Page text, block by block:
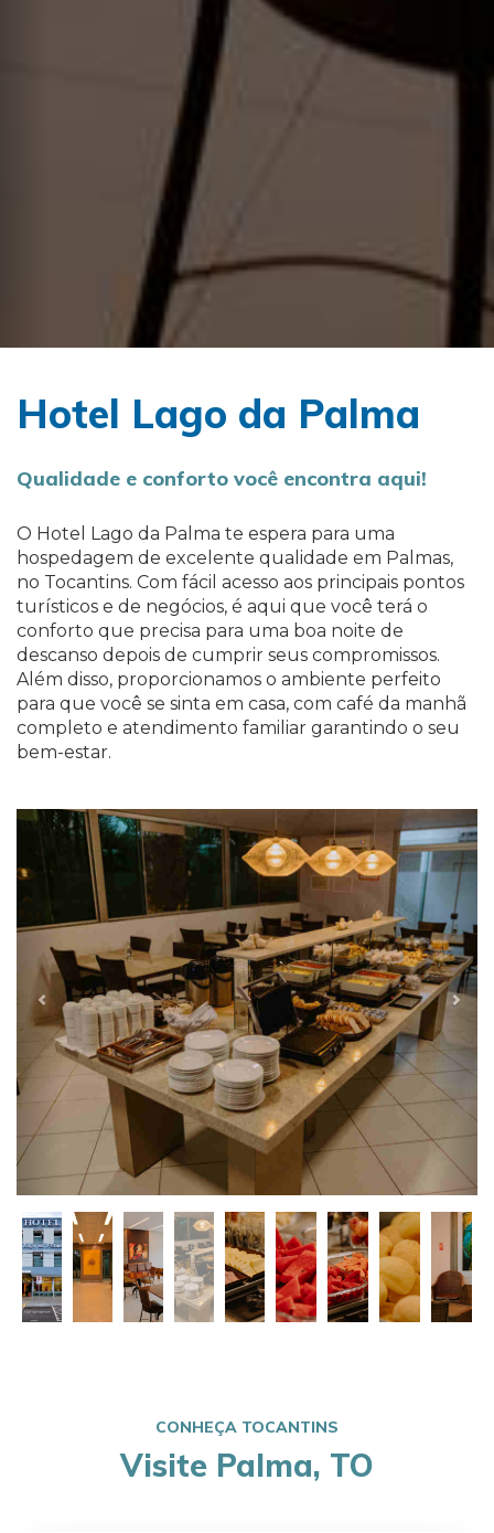
Hotel Lago da Palma
Qualidade e conforto você encontra aqui!
O Hotel Lago da Palma te espera para uma
hospedagem de excelente qualidade em Palmas,
no Tocantins. Com fácil acesso aos principais pontos
turísticos e de negócios, é aqui que você terá o
conforto que precisa para uma boa noite de
descanso depois de cumprir seus compromissos.
Além disso, proporcionamos o ambiente perfeito
para que você se sinta em casa, com café da manhã
completo e atendimento familiar garantindo o seu
bem-estar.
Previous
CONHEÇA TOCANTINS
Visite Palma, TO